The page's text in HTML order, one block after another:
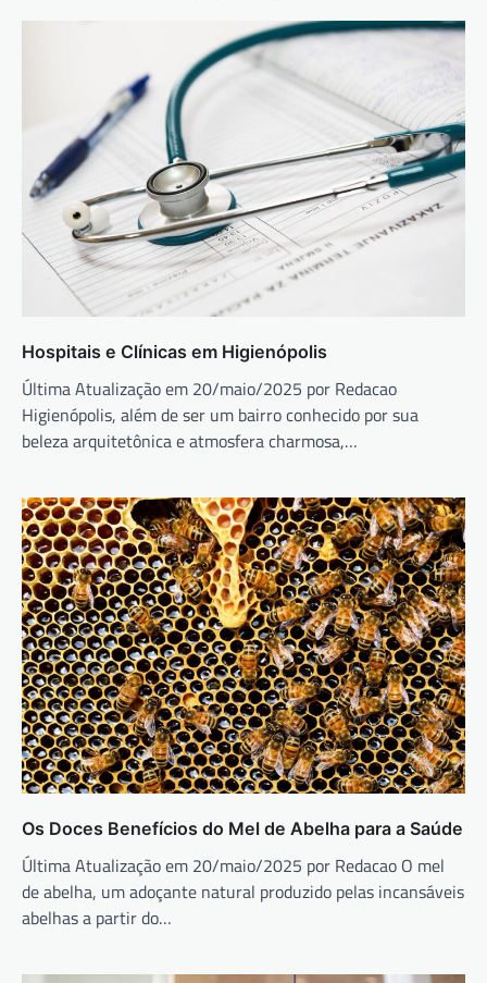
Hospitais e Clínicas em Higienópolis
Última Atualização em 20/maio/2025 por Redacao
Higienópolis, além de ser um bairro conhecido por sua
beleza arquitetônica e atmosfera charmosa,…
Os Doces Benefícios do Mel de Abelha para a Saúde
Última Atualização em 20/maio/2025 por Redacao O mel
de abelha, um adoçante natural produzido pelas incansáveis
abelhas a partir do…